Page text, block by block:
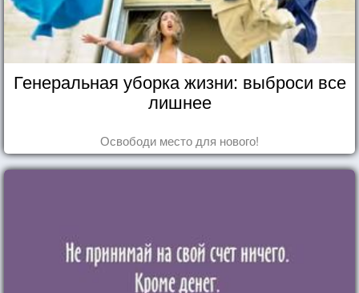
Генеральная уборка жизни: выброси все
лишнее
Освободи место для нового!